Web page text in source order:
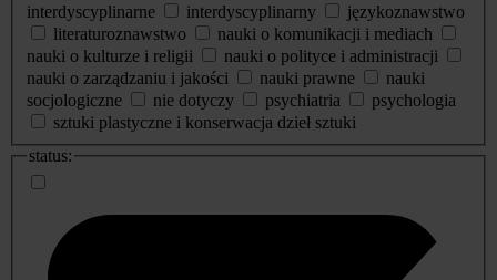
interdyscyplinarne
interdyscyplinarny
językoznawstwo
literaturoznawstwo
nauki o komunikacji i mediach
nauki o kulturze i religii
nauki o polityce i administracji
nauki o zarządzaniu i jakości
nauki prawne
nauki
socjologiczne
nie dotyczy psychiatria
psychologia
sztuki plastyczne i konserwacja dzieł sztuki
status: